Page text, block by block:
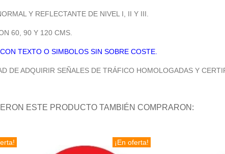
Y REFLECTANTE DE NIVEL I, II Y III.
60, 90 Y 120 CMS.
TEXTO O SIMBOLOS SIN SOBRE COSTE.
DE ADQUIRIR SEÑALES DE TRÁFICO HOMOLOGADAS Y
ESTE PRODUCTO TAMBIÉN COMPRARON:
¡En oferta!